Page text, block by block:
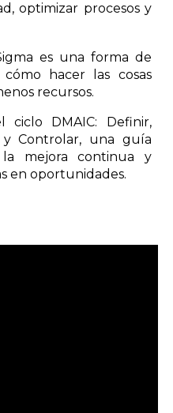
,optimizar procesosy
es una forma de
hacer las cosas
recursos.
ciclo DMAIC: Definir,
y Controlar, una guía
la mejora continua y
en oportunidades.